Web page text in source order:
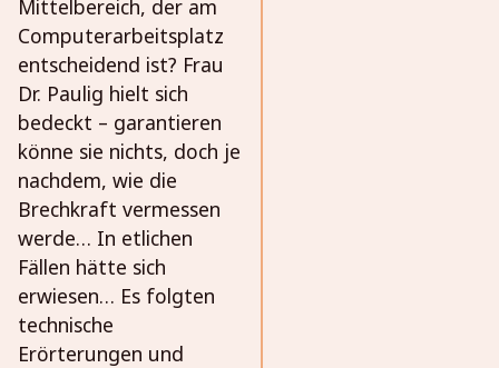
Mittelbereich, der am
Computerarbeitsplatz
entscheidend ist? Frau
Dr. Paulig hielt sich
bedeckt – garantieren
könne sie nichts, doch je
nachdem, wie die
Brechkraft vermessen
werde… In etlichen
Fällen hätte sich
erwiesen… Es folgten
technische
Erörterungen und